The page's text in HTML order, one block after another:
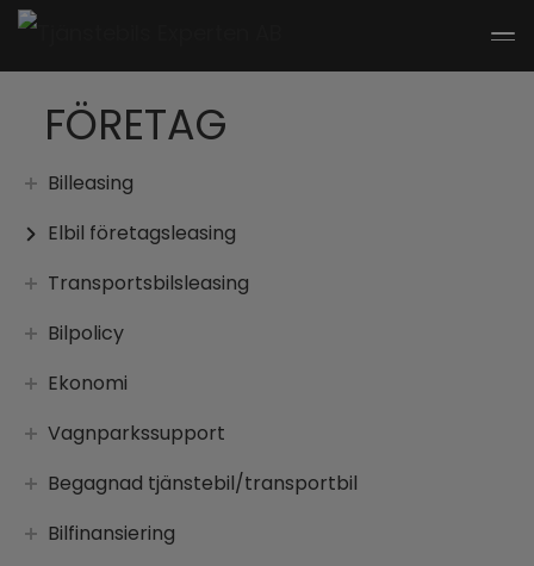
FÖRETAG
Billeasing
Elbil företagsleasing
Transportsbilsleasing
Bilpolicy
Ekonomi
Vagnparkssupport
Begagnad tjänstebil/transportbil
Bilfinansiering